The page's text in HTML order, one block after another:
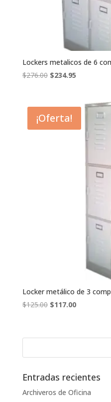
Lockers metalicos de 6
$276.00 El
era:
$276.00.
$234.95El
es:
$234.95.
¡Oferta!
Locker metálico de 3
$125.00 El
era:
$117.00El
es:
Entradas recientes
Archiveros de Oficina